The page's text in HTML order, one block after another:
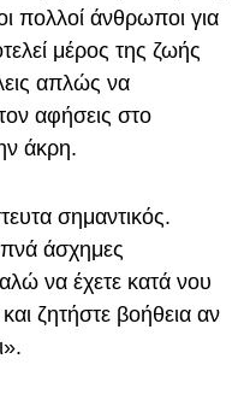
πολλοί άνθρωποι για
μέρος της ζωής
απλώς να
αφήσεις στο
άκρη.
σημαντικός.
άσχημες
να έχετε κατά νου
ζητήστε βοήθεια αν